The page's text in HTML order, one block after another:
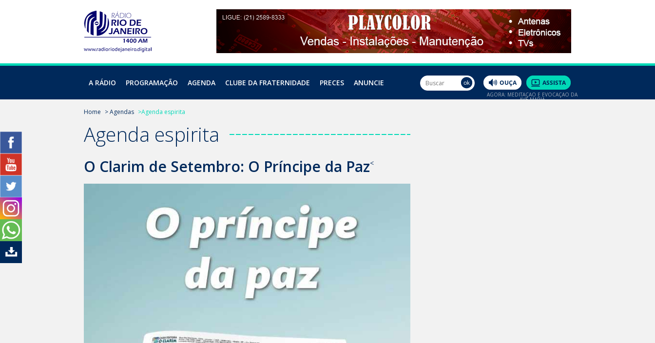
A RÁDIO PROGRAMAÇÃO AGENDA CLUBE DA FRATERNIDADE PRECES ANUNCIE
AGORA: MEDITAÇÃO E EVOCAÇÃO DA
AVE MARIA
Home > Agendas >Agenda espirita
Agenda espirita
O Clarim de Setembro: O Príncipe da Paz<